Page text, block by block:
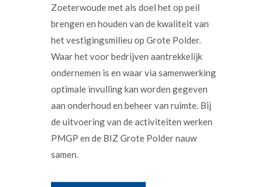
Zoeterwoude met als doel het op peil
brengen en houden van de kwaliteit van
het vestigingsmilieu op Grote Polder.
Waar het voor bedrijven aantrekkelijk
ondernemen is en waar via samenwerking
optimale invulling kan worden gegeven
aan onderhoud en beheer van ruimte. Bij
de uitvoering van de activiteiten werken
PMGP en de BIZ Grote Polder nauw
samen.